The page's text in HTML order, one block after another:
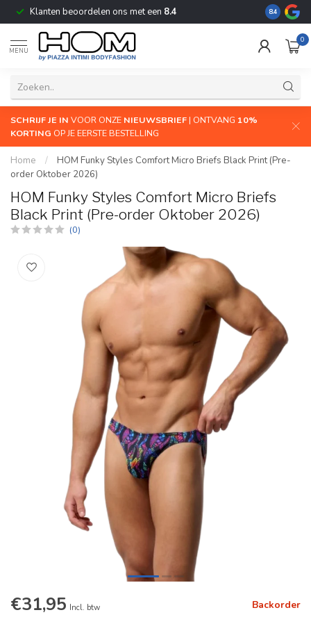
Klanten beoordelen ons met een 8.4 De
8.4
MENU
0
SCHRIJF JE IN VOOR ONZE NIEUWSBRIEF| ONTVANG 10%
KORTING OP JE EERSTE BESTELLING
Home /
HOM Funky Styles Comfort Micro Briefs Black Print (Pre-
order Oktober 2026)
HOM Funky Styles Comfort Micro Briefs
Black Print (Pre-order Oktober 2026)
(0)
€31,95 Incl. btw Backorder